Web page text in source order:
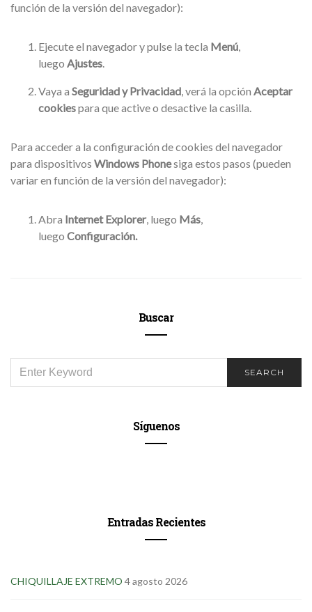
función de la versión del navegador):
Ejecute el navegador y pulse la tecla Menú,
luego Ajustes.
Vaya a Seguridad y Privacidad, verá la opción Aceptar
cookiespara que active o desactive la casilla.
Para acceder a la configuración de cookies del navegador
para dispositivos Windows Phonesiga estos pasos (pueden
variar en función de la versión del navegador):
Abra Internet Explorer, luego Más,
luego Configuración.
Buscar
FOR:
SEARCH
Síguenos
Entradas Recientes
CHIQUILLAJE EXTREMO 4 agosto 2026